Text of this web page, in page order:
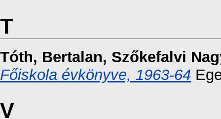
T
Tóth, Bertalan, Szőkefalvi
Főiskola évkönyve, 1963-64
V